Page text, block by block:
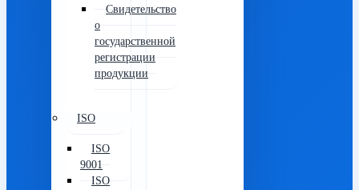
Свидетельство
о
государственной
регистрации
продукции
ISO
ISO
9001
ISO